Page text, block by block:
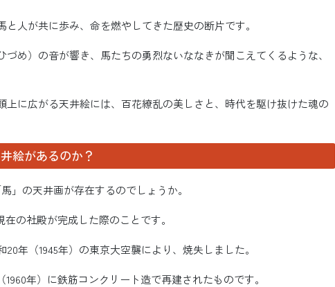
人が共に歩み、命を燃やしてきた歴史の断片です。
め）の音が響き、馬たちの勇烈ないななきが聞こえてくるような、
上に広がる天井絵には、百花繚乱の美しさと、時代を駆け抜けた魂の
絵があるのか？
」の天井画が存在するのでしょうか。
の社殿が完成した際のことです。
年（1945年）の東京大空襲により、焼失しました。
年）に鉄筋コンクリート造で再建されたものです。